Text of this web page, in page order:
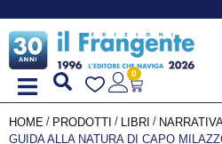
0
HOME / PRODOTTI / LIBRI /
GUIDA ALLA NATURA DI CAPO